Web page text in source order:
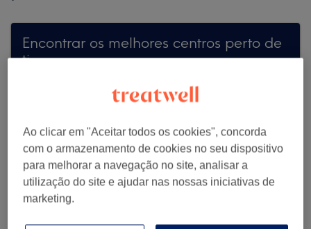
Encontrar os melhores centros perto de
ti
Procurar Treatwell
Procurar mais centros
Ao clicar em "Aceitar todos os cookies", concorda
com o armazenamento de cookies no seu dispositivo
para melhorar a navegação no site, analisar a
utilização do site e ajudar nas nossas iniciativas de
marketing.